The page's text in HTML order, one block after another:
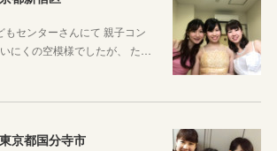
もセンターさんにて 親子コン
にくの空模様でしたが、 た…
京都国分寺市